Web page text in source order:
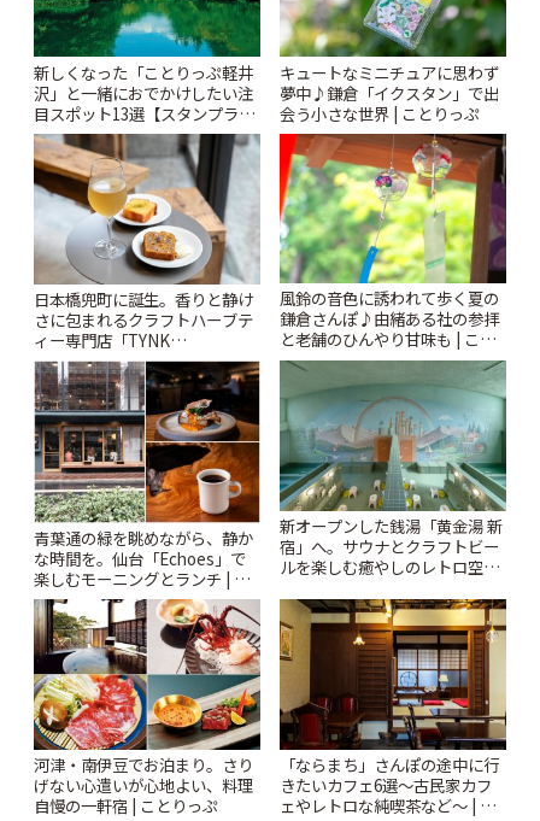
新しくなった「ことりっぷ軽井
沢」と一緒におでかけしたい注
目スポット13選【スタンプラリ
ー開催中】 | ことりっぷ
キュートなミニチュアに思わず
夢中♪鎌倉「イクスタン」で出
会う小さな世界 | ことりっぷ
日本橋兜町に誕生。香りと静け
さに包まれるクラフトハーブテ
ィー専門店「TYNK
Kabutocho」 | ことりっぷ
風鈴の音色に誘われて歩く夏の
鎌倉さんぽ♪由緒ある社の参拝
と老舗のひんやり甘味も | こと
りっぷ
青葉通の緑を眺めながら、静か
な時間を。仙台「Echoes」で
楽しむモーニングとランチ | こ
とりっぷ
新オープンした銭湯「黄金湯 新
宿」へ。サウナとクラフトビー
ルを楽しむ癒やしのレトロ空間
河津・南伊豆でお泊まり。さり
げない心遣いが心地よい、料理
自慢の一軒宿 | ことりっぷ
「ならまち」さんぽの途中に行
きたいカフェ6選〜古民家カフ
ェやレトロな純喫茶など〜 | こ